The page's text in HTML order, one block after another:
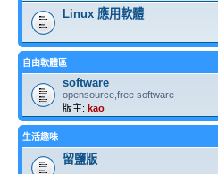
Linux 應用軟體
自由軟體區
software
opensource,free software
版主: kao
生活趣味
留鹽版